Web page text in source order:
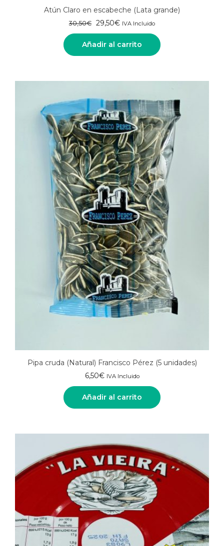
Atún Claro en escabeche (Lata grande)
30,50€ El
precio
original
era:
29,50€El
precio
actual
es:
IVA Incluido
Añadir al carrito
Pipa cruda (Natural) Francisco Pérez (5 unidades)
6,50€ IVA Incluido
Añadir al carrito